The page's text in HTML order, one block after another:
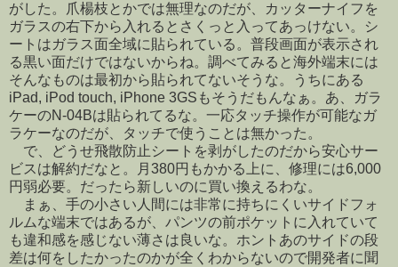
がした。爪楊枝とかでは無理なのだが、カッターナイフを
ガラスの右下から入れるとさくっと入ってあっけない。シ
ートはガラス面全域に貼られている。普段画面が表示され
る黒い面だけではないからね。調べてみると海外端末には
そんなものは最初から貼られてないそうな。うちにある
iPad, iPod touch, iPhone 3GSもそうだもんなぁ。あ、ガラ
ケーのN-04Bは貼られてるな。一応タッチ操作が可能なガ
ラケーなのだが、タッチで使うことは無かった。
で、どうせ飛散防止シートを剥がしたのだから安心サー
ビスは解約だなと。月380円もかかる上に、修理には6,000
円弱必要。だったら新しいのに買い換えるわな。
まぁ、手の小さい人間には非常に持ちにくいサイドフォ
ルムな端末ではあるが、パンツの前ポケットに入れていて
も違和感を感じない薄さは良いな。ホントあのサイドの段
差は何をしたかったのかが全くわからないので開発者に聞